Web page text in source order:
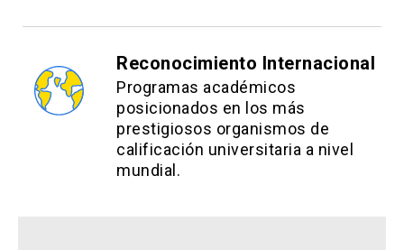
Reconocimiento Internacional
Programas académicos
posicionados en los más
prestigiosos organismos de
calificación universitaria a nivel
mundial.